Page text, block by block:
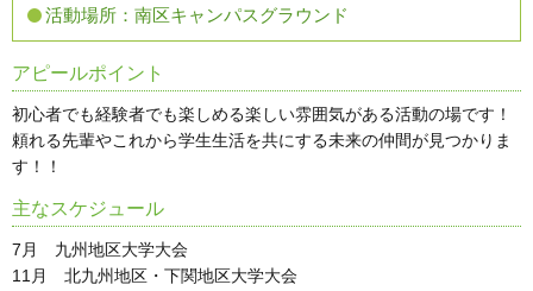
活動場所： 南区キャンパスグラウンド
アピールポイント
初心者でも経験者でも楽しめる楽しい雰囲気がある活動の場です！
頼れる先輩やこれから学生生活を共にする未来の仲間が見つかりま
す！！
主なスケジュール
7月 九州地区大学大会
11月 北九州地区・下関地区大学大会